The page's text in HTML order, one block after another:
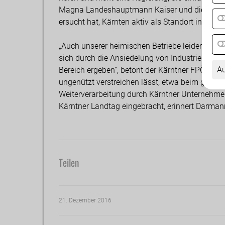
Magna Landeshauptmann Kaiser und die
ersucht hat, Kärnten aktiv als Standort ins Spiel
„Auch unserer heimischen Betriebe leiden
sich durch die Ansiedelung von
Bereich ergeben“, betont der Kärntner FPÖ-
ungenützt verstreichen lässt, etwa beim
Weiterverarbeitung durch Kärntner
Kärntner Landtag eingebracht, erinnert
Teilen
21. Dezember 2016